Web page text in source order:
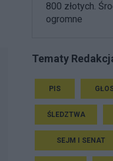
800 złotych.
ogromne
Tematy
PIS
ŚLEDZTWA
SEJM I SENAT